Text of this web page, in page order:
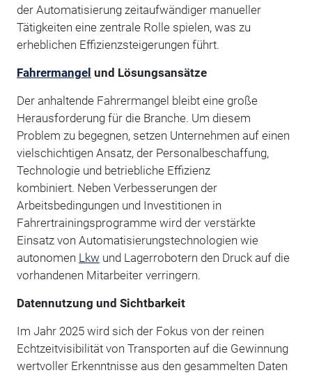
der Automatisierung zeitaufwändiger manueller
Tätigkeiten eine zentrale Rolle spielen, was zu
erheblichen Effizienzsteigerungen führt.
Fahrermangel und Lösungsansätze
Der anhaltende Fahrermangel bleibt eine große
Herausforderung für die Branche. Um diesem
Problem zu begegnen, setzen Unternehmen auf einen
vielschichtigen Ansatz, der Personalbeschaffung,
Technologie und betriebliche Effizienz
kombiniert. Neben Verbesserungen der
Arbeitsbedingungen und Investitionen in
Fahrertrainingsprogramme wird der verstärkte
Einsatz von Automatisierungstechnologien wie
autonomen Lkw und Lagerrobotern den Druck auf die
vorhandenen Mitarbeiter verringern.
Datennutzung und Sichtbarkeit
Im Jahr 2025 wird sich der Fokus von der reinen
Echtzeitvisibilität von Transporten auf die Gewinnung
wertvoller Erkenntnisse aus den gesammelten Daten